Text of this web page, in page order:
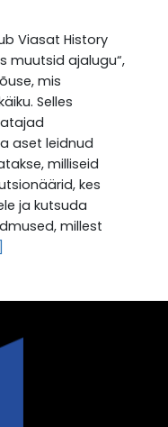
Viasat History
muutsid ajalugu“,
mis
Selles
aset leidnud
milliseid
kes
ja kutsuda
millest